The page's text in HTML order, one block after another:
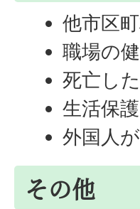
他市区
職場の
死亡し
生活保
外国人
その他